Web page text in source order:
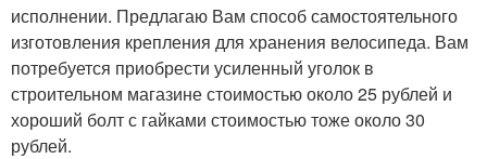
исполнении. Предлагаю Вам способ самостоятельного
изготовления крепления для хранения велосипеда. Вам
потребуется приобрести усиленный уголок в
строительном магазине стоимостью около 25 рублей и
хороший болт с гайками стоимостью тоже около 30
рублей.